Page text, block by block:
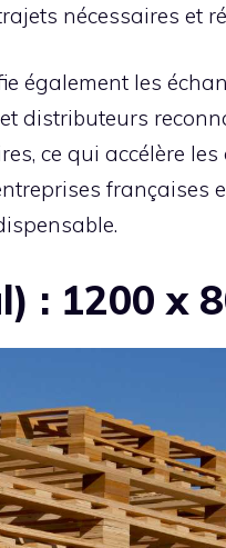
nécessaires et
également les
distributeurs
ce qui accélère
françaises
: 1200 x